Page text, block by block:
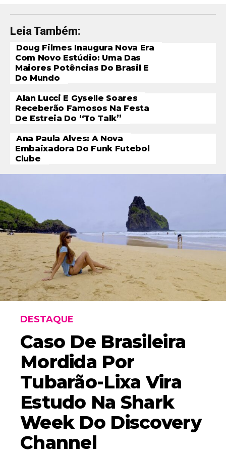
Leia Também:
Doug Filmes Inaugura Nova Era
Com Novo Estúdio: Uma Das
Maiores Potências Do Brasil E
Do Mundo
Alan Lucci E Gyselle Soares
Receberão Famosos Na Festa
De Estreia Do “To Talk”
Ana Paula Alves: A Nova
Embaixadora Do Funk Futebol
Clube
DESTAQUE
Caso De Brasileira
Mordida Por
Tubarão-Lixa Vira
Estudo Na Shark
Week Do Discovery
Channel